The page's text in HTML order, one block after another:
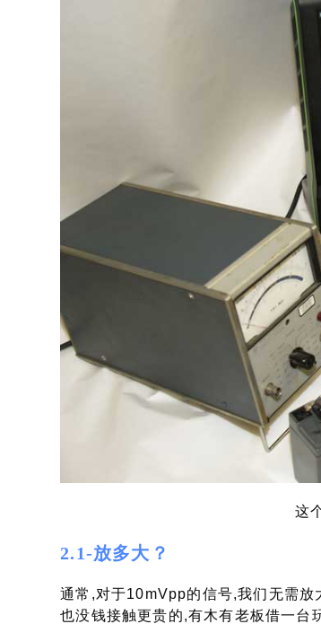
这
2.1-放多大？
通常,对于10mVpp的信号,我们无需
也没钱接触更贵的,有木有老板借一台